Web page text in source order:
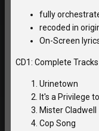
fully
recoded in
On-Screen
CD1: Complete
Urinetown
It's a Privilege
Mister Cladwell
Cop Song